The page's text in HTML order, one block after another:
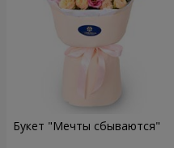
Букет "Мечты сбываются"